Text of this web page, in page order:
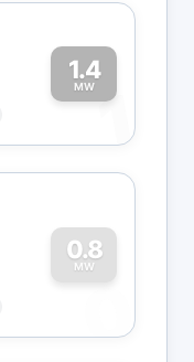
1.4
MW1
0.8
MW
0